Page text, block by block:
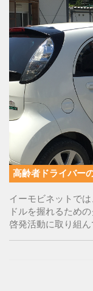
高齢者ドライバー
イーモビネットで
ドルを握れるため
啓発活動に取り組ん